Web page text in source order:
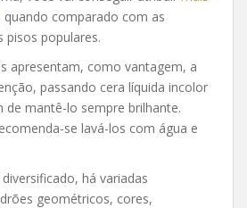
quando comparado com as
pisos populares.
apresentam, como vantagem, a
passando cera líquida incolor
de mantê-lo sempre brilhante.
se lavá-los com água e
há variadas
geométricos, cores,